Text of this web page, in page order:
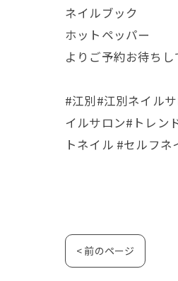
ネイルブック
ホットペッパー
よりご予約お待ちし
#江別#江別ネイル
イルサロン#トレン
トネイル #セルフ
< 前のページ